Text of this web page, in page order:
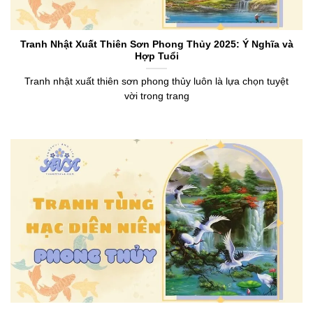
Tranh Nhật Xuất Thiên Sơn Phong Thủy 2025: Ý Nghĩa và
Hợp Tuổi
Tranh nhật xuất thiên sơn phong thủy luôn là lựa chọn tuyệt
vời trong trang